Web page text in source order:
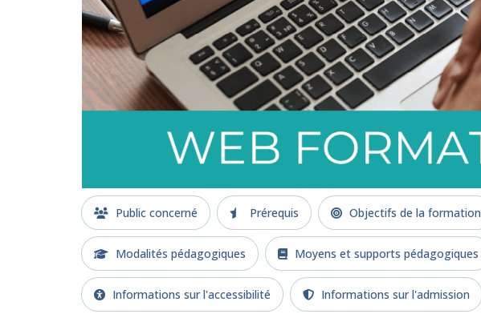
Public concerné Prérequis Objectifs de la formation
Modalités pédagogiques Moyens et supports pédagogiques
Informations sur l'accessibilité Informations sur l'admission